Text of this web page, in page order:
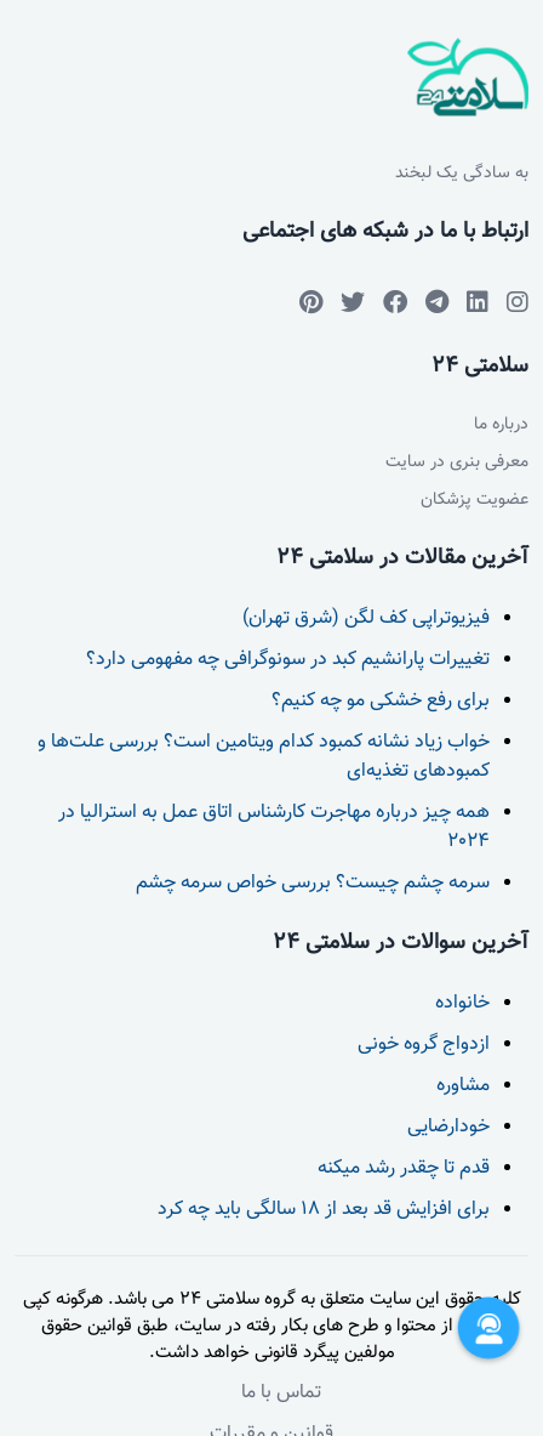
به سادگی یک لبخند
ارتباط با ما در شبکه های اجتماعی
سلامتی 24
درباره ما
معرفی بنری در سایت
عضویت پزشکان
آخرین مقالات در سلامتی 24
فیزیوتراپی کف لگن (شرق تهران)
تغییرات پارانشیم کبد در سونوگرافی چه مفهومی دارد؟
برای رفع خشکی مو چه کنیم؟
خواب زیاد نشانه کمبود کدام ویتامین است؟ بررسی علت‌ها و
کمبودهای تغذیه‌ای
همه چیز درباره مهاجرت کارشناس اتاق عمل به استرالیا در
2024
سرمه چشم چیست؟ بررسی خواص سرمه چشم
آخرین سوالات در سلامتی 24
خانواده
ازدواج گروه خونی
مشاوره
خودارضایی
قدم تا چقدر رشد میکنه
برای افزایش قد بعد از 18 سالگی باید چه کرد
کلیه حقوق این سایت متعلق به گروه سلامتی 24 می باشد. هرگونه کپی
برداری از محتوا و طرح های بکار رفته در سایت، طبق قوانین حقوق
مولفین پیگرد قانونی خواهد داشت.
تماس با ما